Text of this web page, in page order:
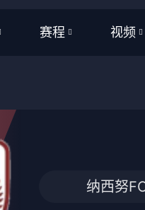
赛程 视频
纳西努